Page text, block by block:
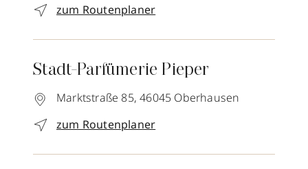
zum Routenplaner
Stadt-Parfümerie Pieper
Marktstraße 85, 46045 Oberhausen
zum Routenplaner